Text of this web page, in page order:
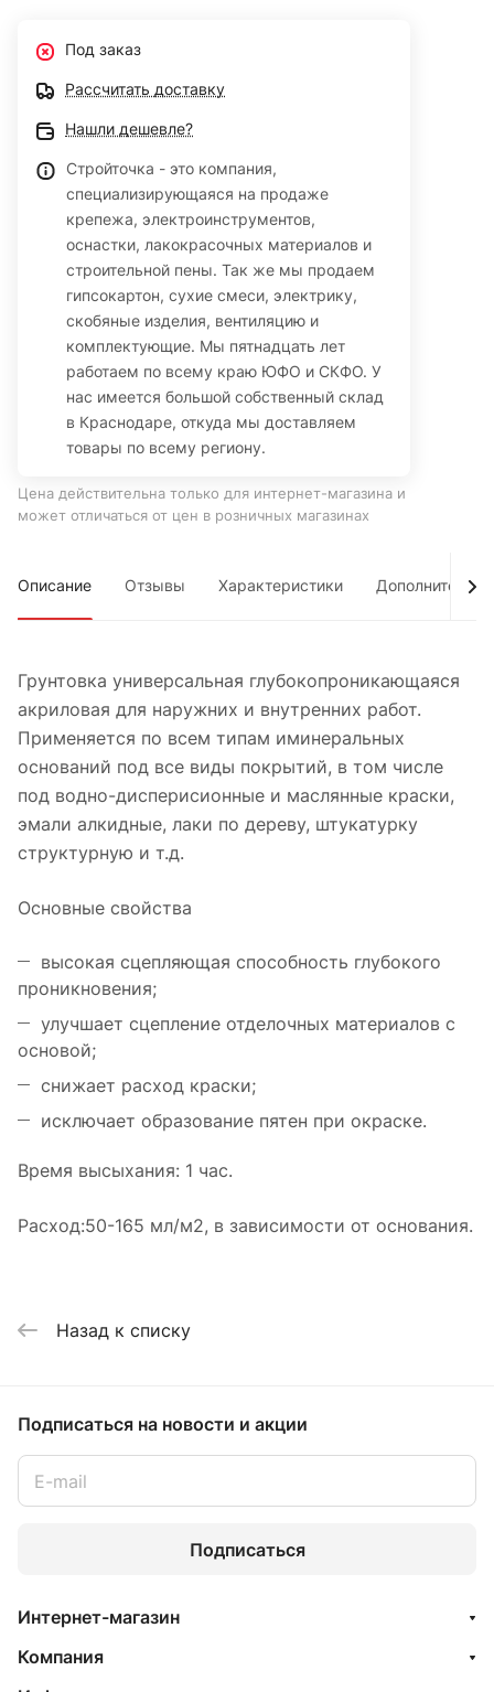
Под заказ
Рассчитать доставку
Нашли дешевле?
Стройточка - это компания,
специализирующаяся на продаже
крепежа, электроинструментов,
оснастки, лакокрасочных материалов и
строительной пены. Так же мы продаем
гипсокартон, сухие смеси, электрику,
скобяные изделия, вентиляцию и
комплектующие. Мы пятнадцать лет
работаем по всему краю ЮФО и СКФО. У
нас имеется большой собственный склад
в Краснодаре, откуда мы доставляем
товары по всему региону.
Цена действительна только для интернет-магазина и
может отличаться от цен в розничных магазинах
Описание Отзывы Характеристики Дополнительно
Грунтовка универсальная глубокопроникающаяся
акриловая для наружних и внутренних работ.
Применяется по всем типам иминеральных
оснований под все виды покрытий, в том числе
под водно-дисперисионные и маслянные краски,
эмали алкидные, лаки по дереву, штукатурку
структурную и т.д.
Основные свойства
высокая сцепляющая способность глубокого
проникновения;
улучшает сцепление отделочных материалов с
основой;
снижает расход краски;
исключает образование пятен при окраске.
Время высыхания: 1 час.
Расход:50-165 мл/м2, в зависимости от основания.
Назад к списку
Подписаться на новости и акции
Подписаться
Интернет-магазин
Компания